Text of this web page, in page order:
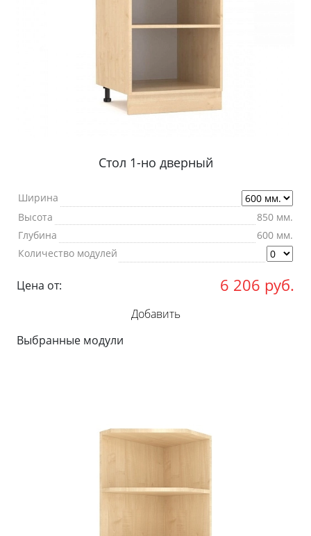
Стол 1-но дверный
Ширина
Высота
850 мм.
Глубина
600 мм.
Количество модулей
Цена от: 6 206 руб.
Добавить
Выбранные модули